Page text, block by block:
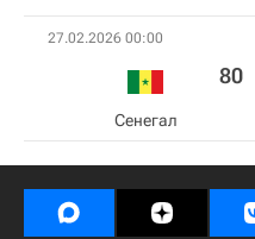
27.02.2026 00:00
Сенегал
80